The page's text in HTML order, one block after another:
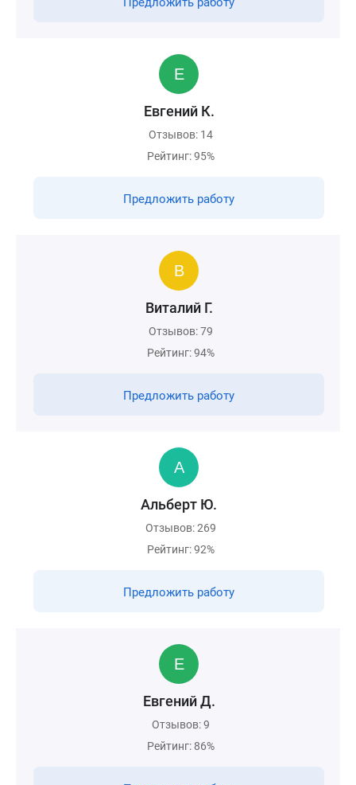
Евгений К.
Отзывов: 14
Рейтинг: 95%
Предложить работу
Виталий Г.
Отзывов: 79
Рейтинг: 94%
Предложить работу
Альберт Ю.
Отзывов: 269
Рейтинг: 92%
Предложить работу
Евгений Д.
Отзывов: 9
Рейтинг: 86%